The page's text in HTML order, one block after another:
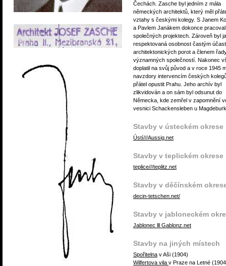
Čechách. Zasche byl jedním z mála
německých architektů, který měl
vztahy s českými kolegy. S Janem
a Pavlem Janákem dokonce
společných projektech. Zároveň byl
respektovaná osobnost častým
architektonických porot a členem
významných společností. Nakonec
doplatil na svůj původ a v roce 1945
navzdory intervencím českých
přátel opustit Prahu. Jeho archív byl
zlikvidován a on sám byl odsunut do
Německa, kde zemřel v zapomnění
vesnici Schackensleben u
Stavby v ústeckém okrese
Ústí///Aussig.net
Stavby v teplickém okrese
teplice///teplitz.net
Stavby v děčínském
decin-tetschen.net/
Stavby v jabloneckém
Jablonec lll Gablonz.net
Stavby na jiných místech
Spořitelna v Aši (1904)
Wilfertova vila v Praze na Letné